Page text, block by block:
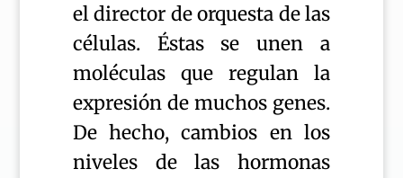
el director de orquesta de las
células. Éstas se unen a
moléculas que regulan la
expresión de muchos genes.
De hecho, cambios en los
niveles de las hormonas